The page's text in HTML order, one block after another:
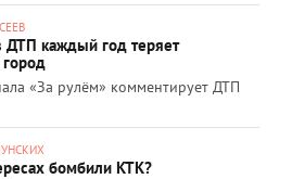
ДТП каждый год теряет
«За рулём» комментирует ДТП
бомбили КТК?